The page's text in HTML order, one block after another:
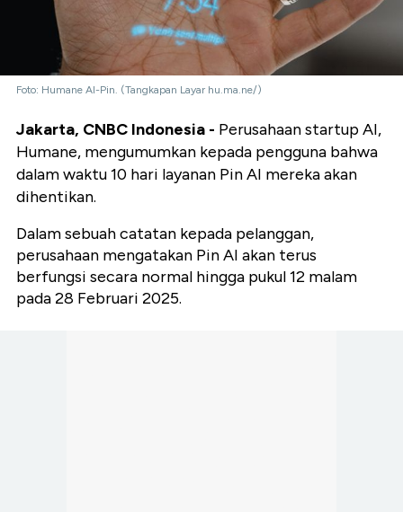
Foto: Humane AI-Pin. (Tangkapan Layar hu.ma.ne/)
Jakarta, CNBC Indonesia - Perusahaan startup AI,
Humane, mengumumkan kepada pengguna bahwa
dalam waktu 10 hari layanan Pin AI mereka akan
dihentikan.
Dalam sebuah catatan kepada pelanggan,
perusahaan mengatakan Pin AI akan terus
berfungsi secara normal hingga pukul 12 malam
pada 28 Februari 2025.